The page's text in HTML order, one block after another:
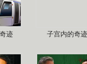
迹 子宫内的奇迹